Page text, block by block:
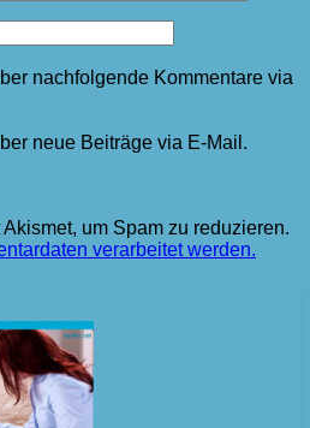
nachfolgende Kommentare via
neue Beiträge via E-Mail.
um Spam zu reduzieren.
verarbeitet werden.